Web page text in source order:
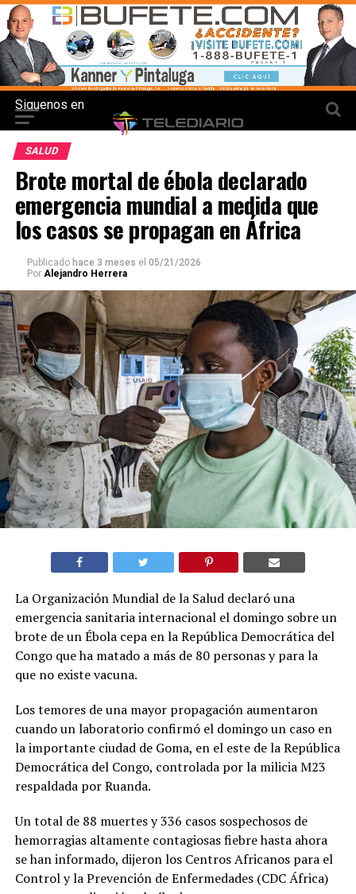
Siguenos en
SALUD
Brote mortal de ébola declarado
emergencia mundial a medida que
los casos se propagan en África
Publicado hace 3 meses el 05/21/2026
Por Alejandro Herrera
La Organización Mundial de la Salud declaró una
emergencia sanitaria internacional el domingo sobre un
brote de un Ébola cepa en la República Democrática del
Congo que ha matado a más de 80 personas y para la
que no existe vacuna.
Los temores de una mayor propagación aumentaron
cuando un laboratorio confirmó el domingo un caso en
la importante ciudad de Goma, en el este de la República
Democrática del Congo, controlada por la milicia M23
respaldada por Ruanda.
Un total de 88 muertes y 336 casos sospechosos de
hemorragias altamente contagiosas fiebre hasta ahora
se han informado, dijeron los Centros Africanos para el
Control y la Prevención de Enfermedades (CDC África)